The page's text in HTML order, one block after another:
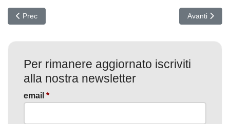
Articolo precedente: Scandalo Hacking NCAA: rubati contenuti
Prec Articolo
Avanti
Per rimanere aggiornato iscriviti
alla nostra newsletter
email *